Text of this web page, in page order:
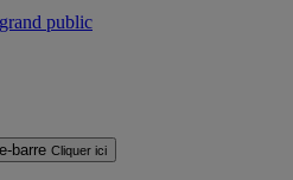
public
barre Cliquer ici